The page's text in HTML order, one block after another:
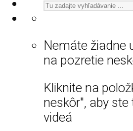
Nemáte žiadne
na pozretie
Kliknite na
neskôr", aby
videá